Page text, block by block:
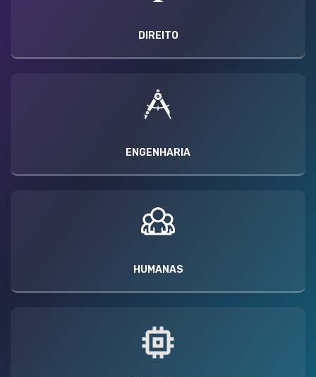
DIREITO
ENGENHARIA
HUMANAS